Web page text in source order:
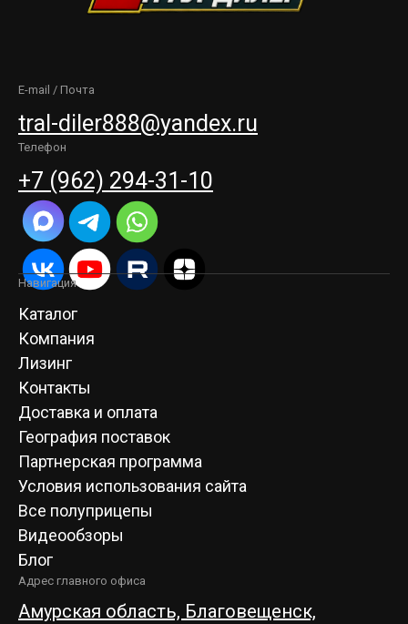
E-mail / Почта
tral-diler888@yandex.ru
Телефон
+7 (962) 294-31-10
Навигация
Каталог
Компания
Лизинг
Контакты
Доставка и оплата
География поставок
Партнерская программа
Условия использования сайта
Все полуприцепы
Видеообзоры
Блог
Адрес главного офиса
Амурская область, Благовещенск,